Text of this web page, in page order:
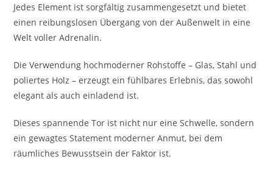
Jedes Element ist sorgfältig zusammengesetzt und bietet
einen reibungslosen Übergang von der Außenwelt in eine
Welt voller Adrenalin.
Die Verwendung hochmoderner Rohstoffe – Glas, Stahl und
poliertes Holz – erzeugt ein fühlbares Erlebnis, das sowohl
elegant als auch einladend ist.
Dieses spannende Tor ist nicht nur eine Schwelle, sondern
ein gewagtes Statement moderner Anmut, bei dem
räumliches Bewusstsein der Faktor ist.